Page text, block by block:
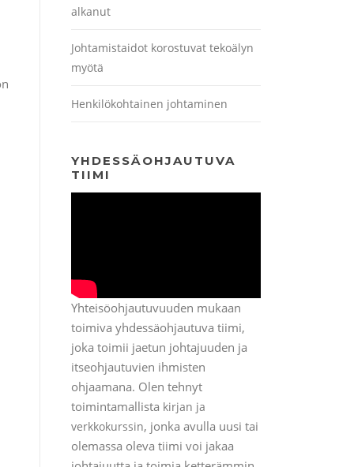
alkanut
Johtamistaidot korostuvat tekoälyn
myötä
Henkilökohtainen johtaminen
YHDESSÄOHJAUTUVA
TIIMI
Yhteisöohjautuvuuden mukaan
toimiva yhdessäohjautuva tiimi,
joka toimii jaetun johtajuuden ja
itseohjautuvien ihmisten
ohjaamana. Olen tehnyt
toimintamallista kirjan ja
verkkokurssin, jonka avulla uusi tai
olemassa oleva tiimi voi jakaa